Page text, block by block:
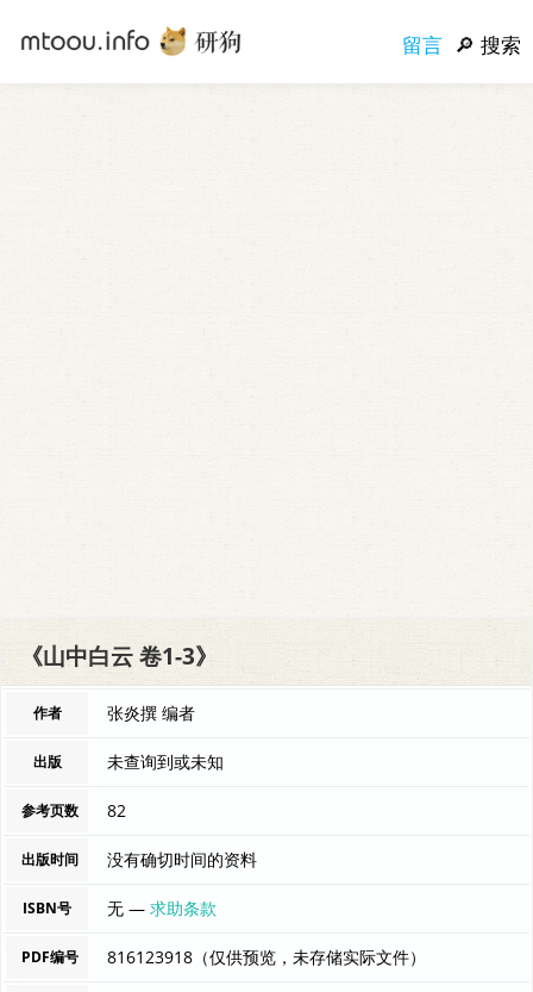
留言 搜索
《山中白云 卷1-3》
作者 张炎撰 编者
出版 未查询到或未知
参考页数 82
出版时间 没有确切时间的资料
ISBN号 无 —求助条款
PDF编号 816123918（仅供预览，未存储实际文件）